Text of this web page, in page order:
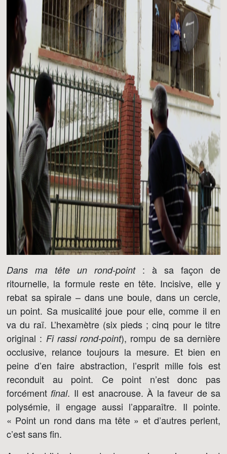
Dans ma tête un rond-point: à sa façon de
ritournelle, la formule reste en tête. Incisive, elle y
rebat sa spirale – dans une boule, dans un cercle,
un point. Sa musicalité joue pour elle, comme il en
va du raï. L’hexamètre (six pieds ; cinq pour le titre
original : Fi rassi rond-point), rompu de sa dernière
occlusive, relance toujours la mesure. Et bien en
peine d’en faire abstraction, l’esprit mille fois est
reconduit au point. Ce point n’est donc pas
forcément final. Il est anacrouse. À la faveur de sa
polysémie, il engage aussi l’apparaître. Il pointe.
« Point un rond dans ma tête » et d’autres perlent,
c’est sans fin.